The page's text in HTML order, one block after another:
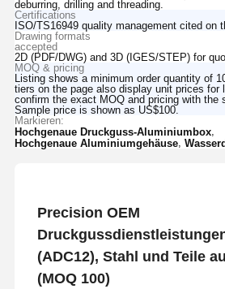
deburring, drilling and threading.
Certifications
ISO/TS16949 quality management cited on
Drawing formats
accepted
2D (PDF/DWG) and 3D (IGES/STEP) for
MOQ & pricing
Listing shows a minimum order quantity of
tiers on the page also display unit prices
confirm the exact MOQ and pricing with the
Sample price is shown as US$100.
Markieren:
Hochgenaue Druckguss-Aluminiumbox,
Hochgenaue Aluminiumgehäuse,
Precision OEM
(ADC12), Stahl und Teile
(MOQ 100)